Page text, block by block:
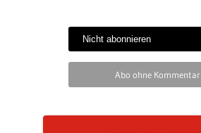
Abo ohne Kommentar